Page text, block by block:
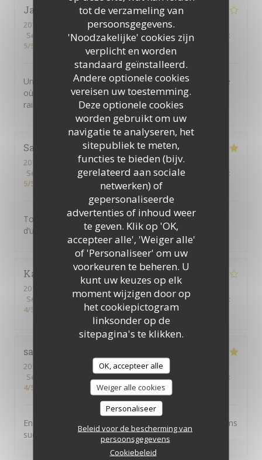
tot de verzameling van
persoonsgegevens.
'Noodzakelijke' cookies zijn
verplicht en worden
standaard geïnstalleerd.
Andere optionele cookies
vereisen uw toestemming.
Deze optionele cookies
worden gebruikt om uw
navigatie te analyseren, het
sitepubliek te meten,
functies te bieden (bijv.
gerelateerd aan sociale
netwerken) of
gepersonaliseerde
advertenties of inhoud weer
te geven. Klik op 'OK,
accepteer alle', 'Weiger alle'
of 'Personaliseer' om uw
voorkeuren te beheren. U
kunt uw keuzes op elk
moment wijzigen door op
het cookiepictogram
linksonder op de
sitepagina's te klikken.
OK, accepteer alle
Weiger alle cookies
Personaliseer
Beleid voor de bescherming van
persoonsgegevens
Cookiebeleid
Jacqueline W
2019-11-27
- 21:30 - Gasten 2
Service
/5 Atmosfeer:4/5 Keuken:4/5 Kwaliteit / Prijs
:
5/5
Un joli petit restaurant dans le Marais, plein de charme
où l’on sert une excellente cuisine thaï. Prix très
raisonnable et personnel attentif. On recommande !
Sandra
2019-11-25
- 19:30 - Gasten 2
Service
Atmosfeer: 5/5 Keuken:5/5 Kwaliteit / Prijs
:
5/5
Toujours aussi bon! Les plats manquent malgré tout
d’un peu de piment
Karine
2019-11-23
- 21:30 - Gasten 6
Service
Atmosfeer: 4/5 Keuken: 4/5 Kwaliteit / Prijs
:
4/5
sabine
2019-11-16
- 20:00 - Gasten 4
Service
Atmosfeer:4/5 Keuken:5/5
:
4/5
Endroit chaleureux, convivial, excellent service et plat ms
succulents